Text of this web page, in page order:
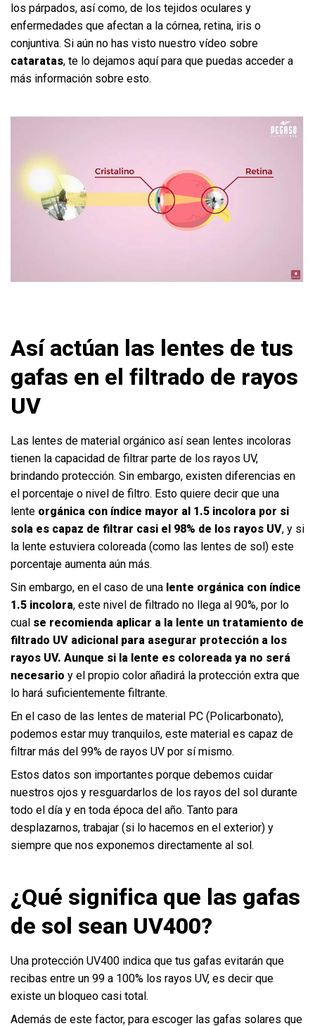
los párpados, así como, de los tejidos oculares y
enfermedades que afectan a la córnea, retina, iris o
conjuntiva. Si aún no has visto nuestro vídeo sobre
cataratas, te lo dejamos aquí para que puedas acceder a
más información sobre esto.
Así actúan las lentes de tus
gafas en el filtrado de rayos
UV
Las lentes de material orgánico así sean lentes incoloras
tienen la capacidad de filtrar parte de los rayos UV,
brindando protección. Sin embargo, existen diferencias en
el porcentaje o nivel de filtro. Esto quiere decir que una
lente orgánica con índice mayor al 1.5 incolora por si
sola es capaz de filtrar casi el 98% de los rayos UV, y si
la lente estuviera coloreada (como las lentes de sol) este
porcentaje aumenta aún más.
Sin embargo, en el caso de una lente orgánica con índice
1.5 incolora, este nivel de filtrado no llega al 90%, por lo
cual se recomienda aplicar a la lente un tratamiento de
filtrado UV adicional para asegurar protección a los
rayos UV. Aunque si la lente es coloreada ya no será
necesario y el propio color añadirá la protección extra que
lo hará suficientemente filtrante.
En el caso de las lentes de material PC (Policarbonato),
podemos estar muy tranquilos, este material es capaz de
filtrar más del 99% de rayos UV por sí mismo.
Estos datos son importantes porque debemos cuidar
nuestros ojos y resguardarlos de los rayos del sol durante
todo el día y en toda época del año. Tanto para
desplazarnos, trabajar (si lo hacemos en el exterior) y
siempre que nos exponemos directamente al sol.
¿Qué significa que las gafas
de sol sean UV400?
Una protección UV400 indica que tus gafas evitarán que
recibas entre un 99 a 100% los rayos UV, es decir que
existe un bloqueo casi total.
Además de este factor, para escoger las gafas solares que